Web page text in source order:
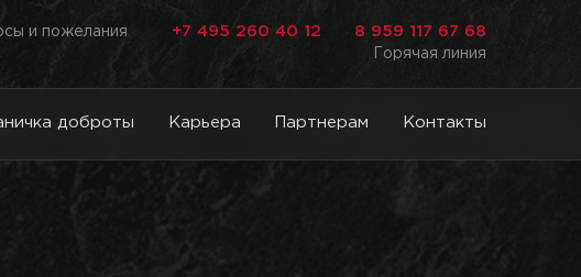
и пожелания +7 495 260 40 12 8 959 117 67 68
Горячая линия
доброты Карьера Партнерам Контакты